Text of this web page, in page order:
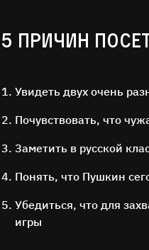
5 ПРИЧИН
Увидеть двух очень
Почувствовать, что
Заметить в русской
Понять, что Пушкин
Убедиться, что для
игры